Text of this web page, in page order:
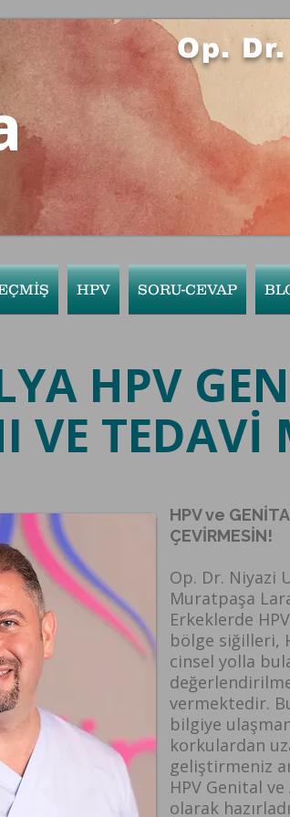
Op.
HPV SORU-CEVAP
HPV
VE TEDAVİ
HPV ve
ÇEVİRMESİN!
Op. Dr. Niyazi
Muratpaşa
Erkeklerde
bölge siğilleri,
cinsel yolla
vermektedir.
bilgiye
korkulardan
geliştirmeniz
HPV Genital
olarak